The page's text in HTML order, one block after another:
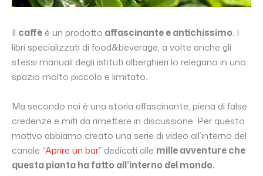
Il caffè è un prodotto affascinante e antichissimo. I
libri specializzati di food&beverage, a volte anche gli
stessi manuali degli istituti alberghieri lo relegano in uno
spazio molto piccolo e limitato.
Ma secondo noi è una storia affascinante, piena di false
credenze e miti da rimettere in discussione. Per questo
motivo abbiamo creato una serie di video all’interno del
canale “Aprire un bar” dedicati alle mille avventure che
questa pianta ha fatto all’interno del mondo.